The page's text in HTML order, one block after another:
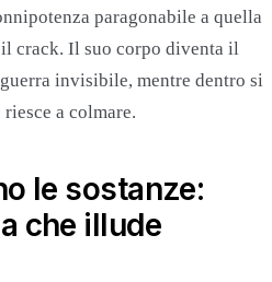
paragonabile a quella
crack. Il suo corpo diventa il
invisibile, mentre dentro si
a colmare.
le sostanze:
che illude